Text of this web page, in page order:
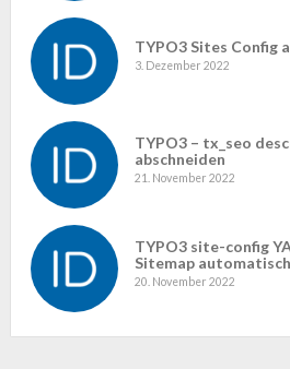
TYPO3 Sites Config
3. Dezember 2022
TYPO3 – tx_seo
abschneiden
21. November 2022
TYPO3 site-config
Sitemap
20. November 2022